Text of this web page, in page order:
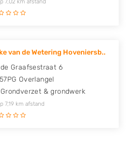
7,02 km afstand
van de Wetering Hoveniersb..
Graafsestraat 6
Overlangel
Grondverzet & grondwerk
7,19 km afstand